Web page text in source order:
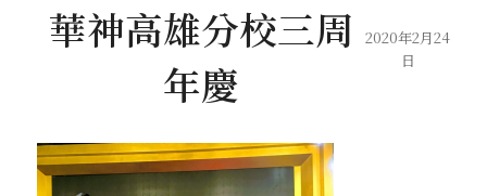
華神高雄分校三周
年慶
2020年2月24
日